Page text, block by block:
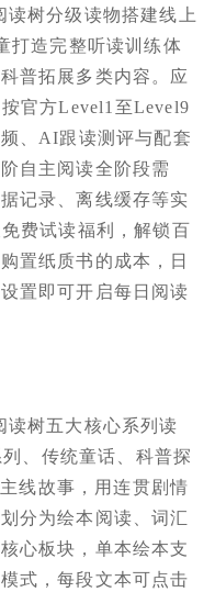
读树分级读物搭建线上
打造完整听读训练体
普拓展多类内容。应
官方Level1至Level9
、AI跟读测评与配套
自主阅读全阶段需
记录、离线缓存等实
费试读福利，解锁百
置纸质书的成本，日
置即可开启每日阅读
读树五大核心系列读
、传统童话、科普探
线故事，用连贯剧情
分为绘本阅读、词汇
心板块，单本绘本支
式，每段文本可点击